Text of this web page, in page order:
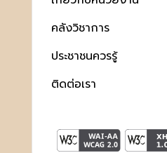
คลังวิชาการ
ประชาชนควรรู้
ติดต่อเรา